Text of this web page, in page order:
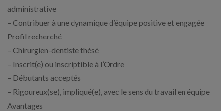
administrative
– Contribuer à une dynamique d’équipe positive et engagée
Profil recherché
– Chirurgien-dentiste thésé
– Inscrit(e) ou inscriptible à l’Ordre
– Débutants acceptés
– Rigoureux(se), impliqué(e), avec le sens du travail en équipe
Avantages